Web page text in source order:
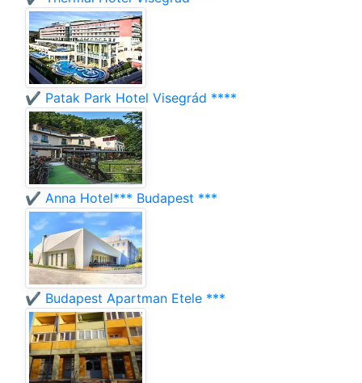
✔️ Patak Park Hotel Visegrád ****
✔️ Anna Hotel*** Budapest ***
✔️ Budapest Apartman Etele ***